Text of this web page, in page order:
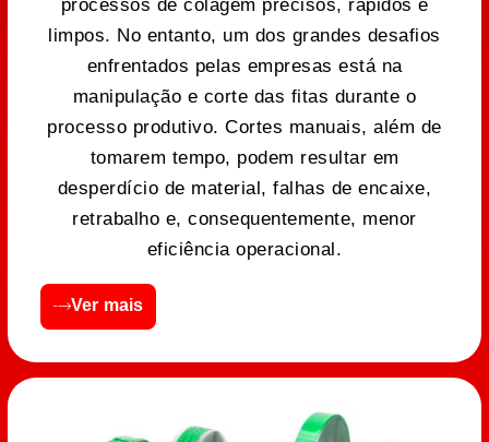
processos de colagem precisos, rápidos e
limpos. No entanto, um dos grandes desafios
enfrentados pelas empresas está na
manipulação e corte das fitas durante o
processo produtivo. Cortes manuais, além de
tomarem tempo, podem resultar em
desperdício de material, falhas de encaixe,
retrabalho e, consequentemente, menor
eficiência operacional.
Ver mais